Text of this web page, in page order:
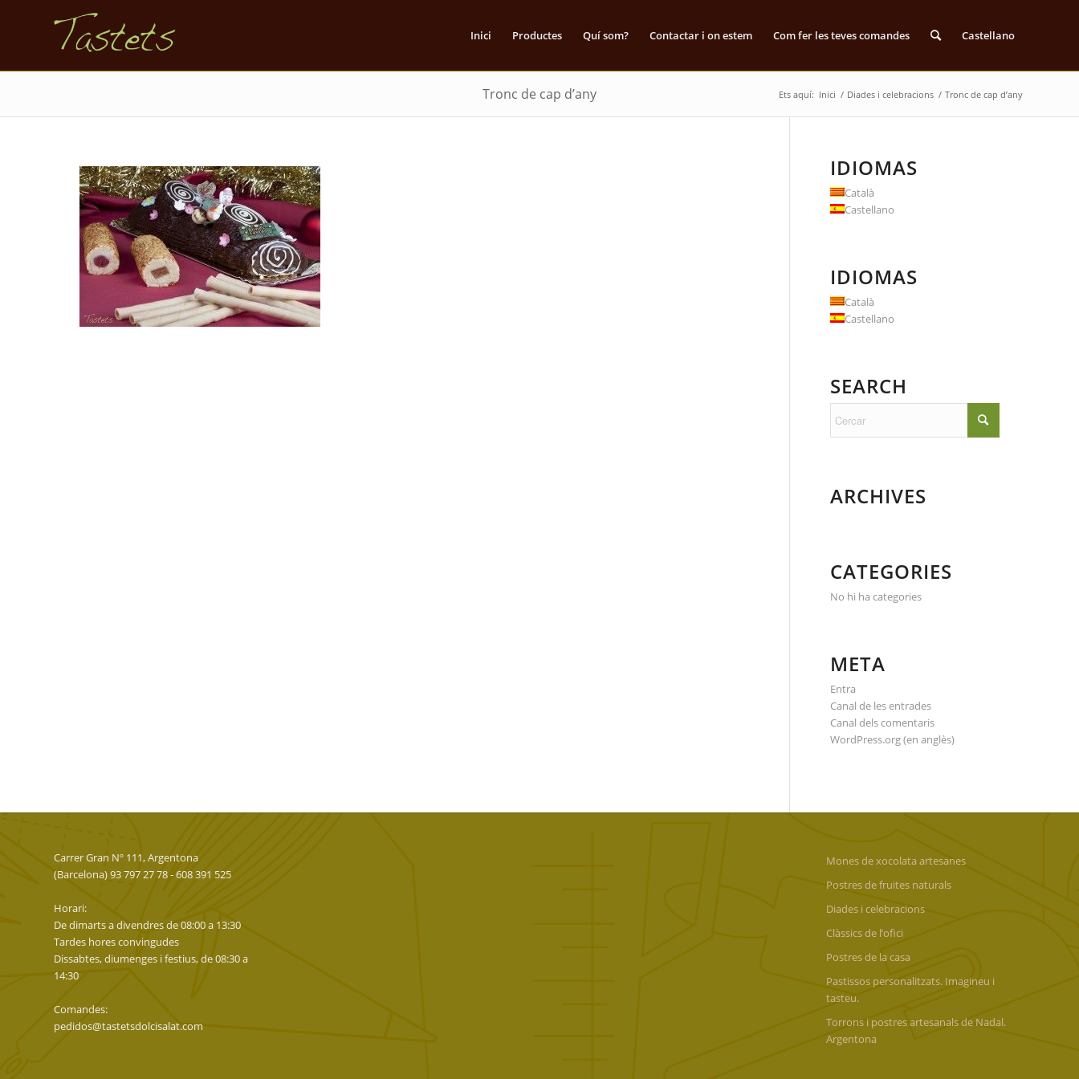
Inici Productes Quí som? Contactar i on estem Com fer les teves comandes Castellano
Tronc de cap d’any Ets aquí: Inici / Diades i celebracions / Tronc de cap d’any
IDIOMAS
Català
Castellano
IDIOMAS
Català
Castellano
SEARCH
ARCHIVES
CATEGORIES
No hi ha categories
META
Entra
Canal de les entrades
Canal dels comentaris
WordPress.org (en anglès)
Carrer Gran Nº 111, Argentona
(Barcelona) 93 797 27 78 - 608 391 525
Horari:
De dimarts a divendres de 08:00 a 13:30
Tardes hores convingudes
Dissabtes, diumenges i festius, de 08:30 a
14:30
Comandes:
pedidos@tastetsdolcisalat.com
Mones de xocolata artesanes
Postres de fruites naturals
Diades i celebracions
Clàssics de l’ofici
Postres de la casa
Pastissos personalitzats. Imagineu i
tasteu.
Torrons i postres artesanals de Nadal.
Argentona